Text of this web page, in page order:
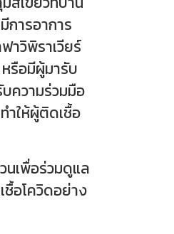
การอาการ
าวิพิราเวียร์
รือมีผู้มารับ
ความร่วมมือ
ำให้ผู้ติดเชื้อ
เพื่อร่วมดูแล
ชื้อโควิดอย่าง